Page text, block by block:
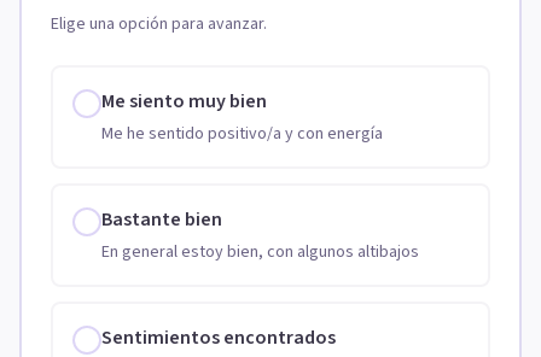
Elige una opción para avanzar.
Me siento muy bien
Me he sentido positivo/a y con energía
Bastante bien
En general estoy bien, con algunos altibajos
Sentimientos encontrados